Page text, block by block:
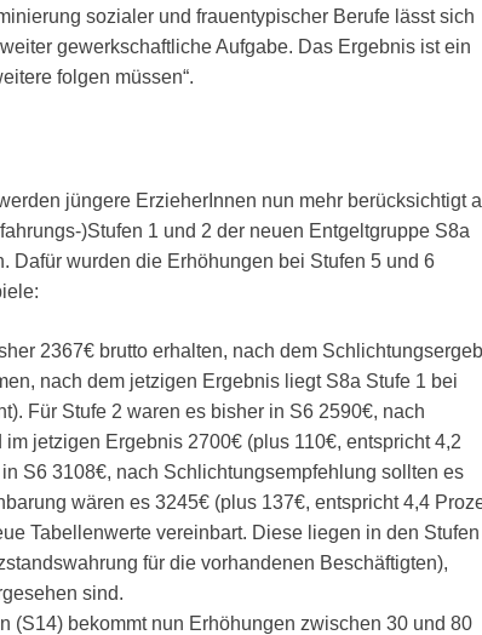
sozialer und frauentypischer Berufe lässt sich
gewerkschaftliche Aufgabe. Das Ergebnis ist ein
folgen müssen“.
jüngere ErzieherInnen nun mehr berücksichtigt
)Stufen 1 und 2 der neuen Entgeltgruppe S8a
Dafür wurden die Erhöhungen bei Stufen 5 und 6
2367€ brutto erhalten, nach dem
nach dem jetzigen Ergebnis liegt S8a Stufe 1 bei
Für Stufe 2 waren es bisher in S6 2590€, nach
jetzigen Ergebnis 2700€ (plus 110€, entspricht 4,2
S6 3108€, nach Schlichtungsempfehlung sollten es
wären es 3245€ (plus 137€, entspricht 4,4
Tabellenwerte vereinbart. Diese liegen in den Stufen
für die vorhandenen Beschäftigten),
sind.
(S14) bekommt nun Erhöhungen zwischen 30 und 80